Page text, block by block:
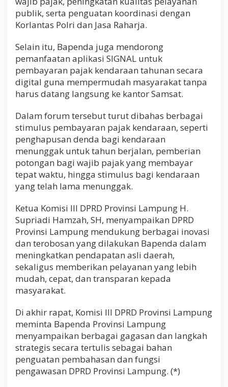
publik, serta penguatan koordinasi dengan
Korlantas Polri dan Jasa Raharja.
Selain itu, Bapenda juga mendorong
pemanfaatan aplikasi SIGNAL untuk
pembayaran pajak kendaraan tahunan secara
digital guna mempermudah masyarakat tanpa
harus datang langsung ke kantor Samsat.
Dalam forum tersebut turut dibahas berbagai
stimulus pembayaran pajak kendaraan, seperti
penghapusan denda bagi kendaraan
menunggak untuk tahun berjalan, pemberian
potongan bagi wajib pajak yang membayar
tepat waktu, hingga stimulus bagi kendaraan
yang telah lama menunggak.
Ketua Komisi III DPRD Provinsi Lampung H.
Supriadi Hamzah, SH, menyampaikan DPRD
Provinsi Lampung mendukung berbagai inovasi
dan terobosan yang dilakukan Bapenda dalam
meningkatkan pendapatan asli daerah,
sekaligus memberikan pelayanan yang lebih
mudah, cepat, dan transparan kepada
masyarakat.
Di akhir rapat, Komisi III DPRD Provinsi Lampung
meminta Bapenda Provinsi Lampung
menyampaikan berbagai gagasan dan langkah
strategis secara tertulis sebagai bahan
penguatan pembahasan dan fungsi
pengawasan DPRD Provinsi Lampung. (*)